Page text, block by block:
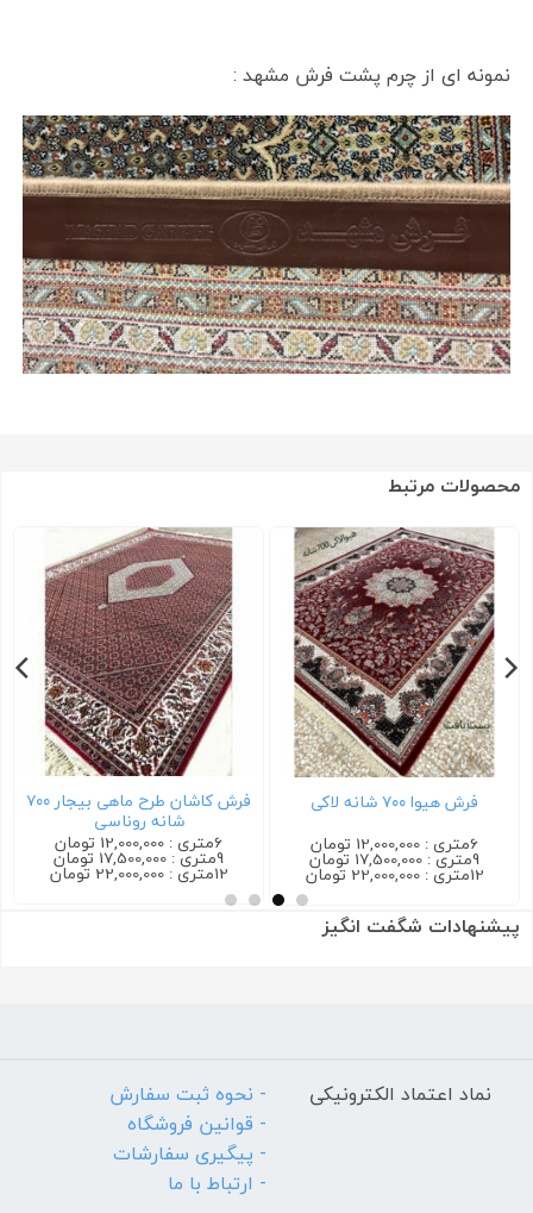
نمونه ای از چرم پشت فرش مشهد :
محصولات مرتبط
شانه روناسی
6متری : 12,000,000 تومان
9متری : 17,500,000 تومان
12متری : 22,000,000 تومان
فرش ترمه ۷۰۰ شانه سرمه ای
6متری : 12,000,000 تومان
9متری : 17,500,000 تومان
12متری : 22,000,000 تومان
پیشنهادات شگفت انگیز
نماد اعتماد الکترونیکی
- نحوه ثبت سفارش
- قوانین فروشگاه
- پیگیری سفارشات
- ارتباط با ما